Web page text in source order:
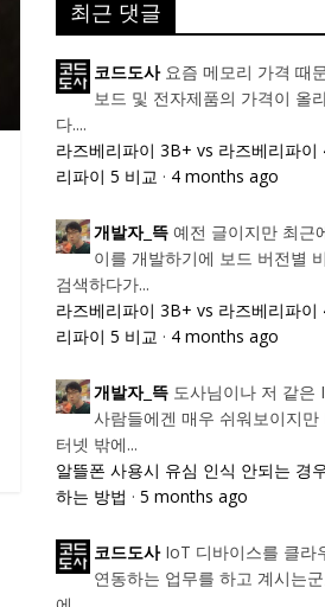
최근 댓글
코드도사 요즘 메모리 가격 때
보드 및 전자제품의 가격이 올
다....
라즈베리파이 3B+ vs 라즈베리파이
리파이 5 비교 · 4 months ago
개발자_뜩 예전 글이지만 최근
이를 개발하기에 보드 버전별
검색하다가...
라즈베리파이 3B+ vs 라즈베리파이
리파이 5 비교 · 4 months ago
개발자_뜩 도사님이나 저 같은
사람들에겐 매우 쉬워보이지만
터넷 밖에...
알뜰폰 사용시 유심 인식 안되는 경
하는 방법 · 5 months ago
코드도사 IoT 디바이스를 클라
연동하는 업무를 하고 계시는